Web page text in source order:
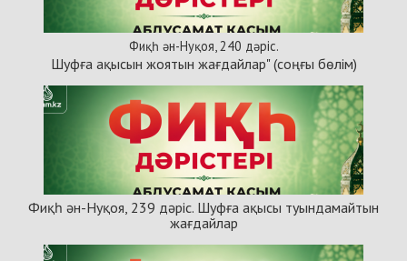
Фиқһ ән-Нуқоя, 240 дәріс.
Шуфға ақысын жоятын жағдайлар" (соңғы бөлім)
Фиқһ ән-Нуқоя, 239 дәріс. Шуфға ақысы туындамайтын
жағдайлар